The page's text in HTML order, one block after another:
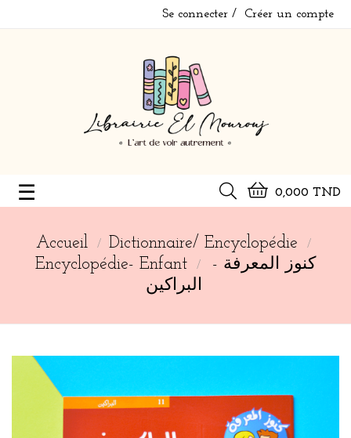
Se connecter Créer un compte
0,000 TND
Basculer
navigation
☰
Accueil
Dictionnaire/ Encyclopédie
Encyclopédie- Enfant
كنوز المعرفة -
البراكين